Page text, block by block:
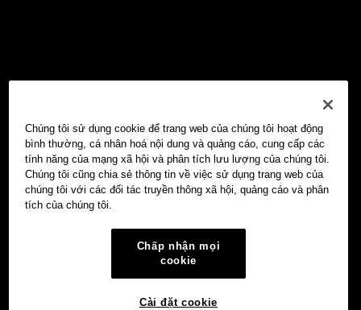
Chúng tôi sử dụng cookie để trang web của chúng tôi hoạt động
bình thường, cá nhân hoá nội dung và quảng cáo, cung cấp các
tính năng của mạng xã hội và phân tích lưu lượng của chúng tôi.
Chúng tôi cũng chia sẻ thông tin về việc sử dụng trang web của
chúng tôi với các đối tác truyền thông xã hội, quảng cáo và phân
tích của chúng tôi.
Chấp nhận mọi
cookie
Cài đặt cookie